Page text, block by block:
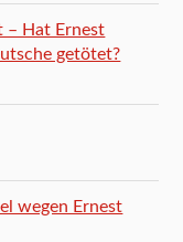
– Hat Ernest
getötet?
wegen Ernest